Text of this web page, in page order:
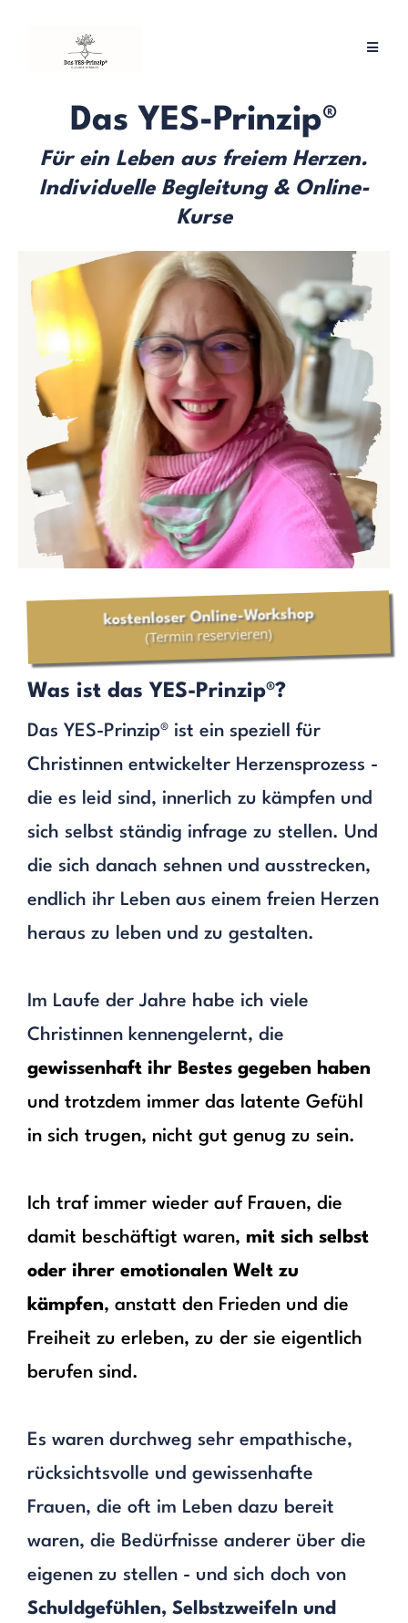
Das YES-Prinzip®
Für ein Leben aus freiem Herzen.
Individuelle Begleitung & Online-
Kurse
kostenloser Online-Workshop
(Termin reservieren)
Was ist das YES-Prinzip®?
Das YES-Prinzip® ist ein speziell für
Christinnen entwickelter Herzensprozess -
die es leid sind, innerlich zu kämpfen und
sich selbst ständig infrage zu stellen. Und
die sich danach sehnen und ausstrecken,
endlich ihr Leben aus einem freien Herzen
heraus zu leben und zu gestalten.
Im Laufe der Jahre habe ich viele
Christinnen kennengelernt, die
gewissenhaft ihr Bestes gegeben haben
und trotzdem immer das latente Gefühl
in sich trugen, nicht gut genug zu sein.
Ich traf immer wieder auf Frauen, die
damit beschäftigt waren, mit sich selbst
oder ihrer emotionalen Welt zu
kämpfen, anstatt den Frieden und die
Freiheit zu erleben, zu der sie eigentlich
berufen sind.
Es waren durchweg sehr empathische,
rücksichtsvolle und gewissenhafte
Frauen, die oft im Leben dazu bereit
waren, die Bedürfnisse anderer über die
eigenen zu stellen - und sich doch von
Schuldgefühlen, Selbstzweifeln und